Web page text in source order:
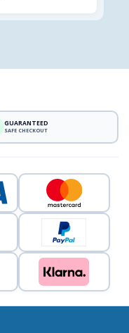
GUARANTEED
SAFE CHECKOUT